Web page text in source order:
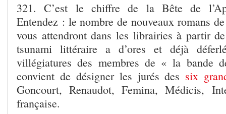
321. C’est le chiffre de la Bête de
Entendez : le nombre de nouveaux romans
vous attendront dans les librairies à partir
tsunami littéraire a d’ores et déjà
villégiatures des membres de « la bande
convient de désigner les jurés des six
Goncourt, Renaudot, Femina, Médicis,
française.